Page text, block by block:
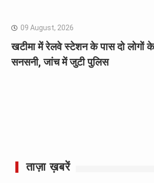
09 August, 2026
खटीमा में रेलवे स्टेशन के पास दो लोगों
सनसनी, जांच में जुटी पुलिस
ताज़ा ख़बरें